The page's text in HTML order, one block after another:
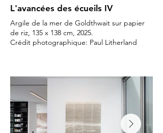
L'avancées des écueils IV
Argile de la mer de Goldthwait sur papier
de riz, 135 x 138 cm, 2025.
Crédit photographique: Paul Litherland